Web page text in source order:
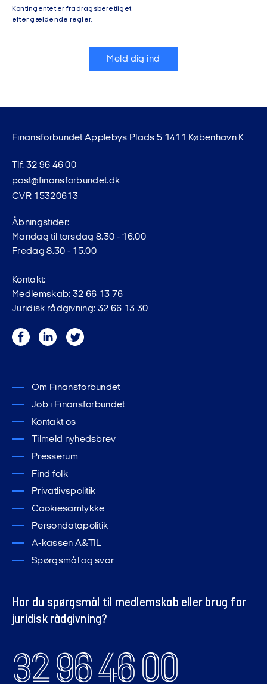
Kontingentet er fradragsberettiget
efter gældende regler.
Meld dig ind
Finansforbundet Applebys Plads 5 1411 København K
Tlf. 32 96 46 00
post@finansforbundet.dk
CVR 15320613
Åbningstider:
Mandag til torsdag 8.30 - 16.00
Fredag 8.30 - 15.00
Kontakt:
Medlemskab: 32 66 13 76
Juridisk rådgivning: 32 66 13 30
FacebookLinkedInTwitter
Om Finansforbundet
Job i Finansforbundet
Kontakt os
Tilmeld nyhedsbrev
Presserum
Find folk
Privatlivspolitik
Cookiesamtykke
Persondatapolitik
A-kassen A&TIL
Spørgsmål og svar
Har du spørgsmål til medlemskab eller brug for
juridisk rådgivning?
32 96 46 00